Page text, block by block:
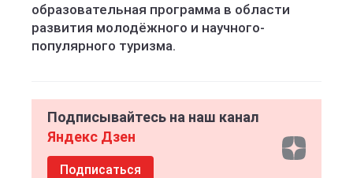
образовательная программа в области
развития молодёжного и научного-
популярного туризма.
Подписывайтесь на наш канал
Яндекс Дзен
Подписаться